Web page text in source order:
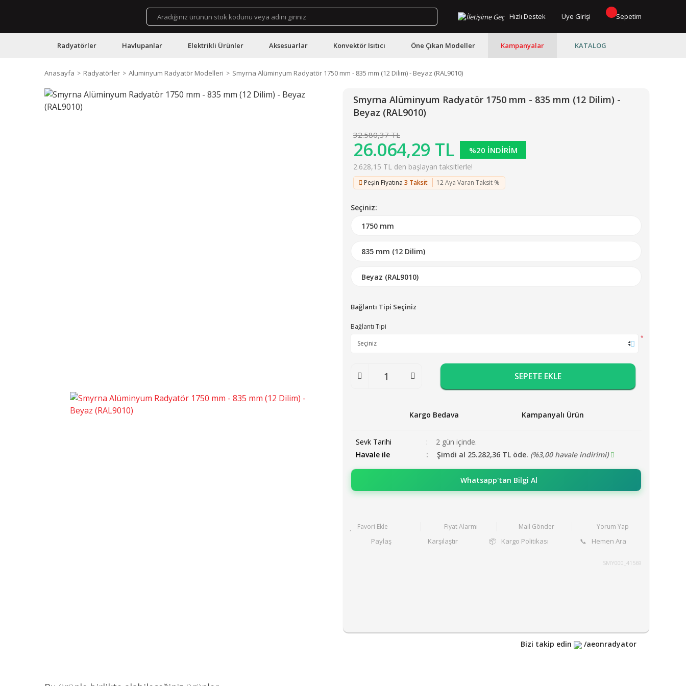
Hızlı Destek Üye Girişi Sepetim
Radyatörler Havlupanlar Elektrikli Ürünler Aksesuarlar Konvektör Isıtıcı Öne Çıkan Modeller Kampanyalar KATALOG
Anasayfa Radyatörler Aluminyum Radyatör Modelleri Smyrna Alüminyum Radyatör 1750 mm - 835 mm (12 Dilim) - Beyaz (RAL9010)
Smyrna Alüminyum Radyatör 1750 mm - 835 mm (12 Dilim) -
Beyaz (RAL9010)
32.580,37 TL
26.064,29 TL %20 İNDİRİM
2.628,15 TL den başlayan taksitlerle!
Peşin Fiyatına 3 Taksit 12 Aya Varan Taksit %
Seçiniz:
Bağlantı Tipi Seçiniz
Bağlantı Tipi
*
SEPETE EKLE
Kargo Bedava Kampanyalı Ürün
Sevk Tarihi
2 gün içinde.
Havale ile
Şimdi al 25.282,36 TL öde. (%3,00 havale indirimi)
Whatsapp'tan Bilgi Al
Fiyat Alarmı Mail Gönder Yorum Yap
Paylaş Karşılaştır 📦 Kargo Politikası 📞 Hemen Ara
SMY000_41569
Bizi takip edin /aeonradyator